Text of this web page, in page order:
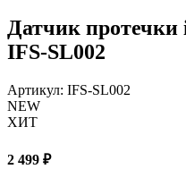
Датчик
IFS-SL002
Артикул: IFS-SL002
NEW
ХИТ
2 499 ₽